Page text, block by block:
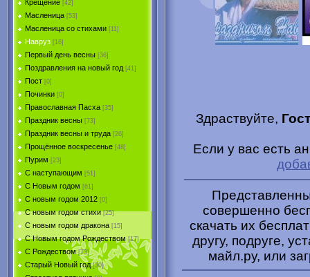
Крещение [42]
Масленица [53]
Масленица со стихами [11]
Навруз [16]
Первый день весны [36]
Поздравления на новый год [41]
Пост [0]
Починки [0]
Православная Пасха [35]
Праздник весны [73]
Праздник весны и труда [26]
Прощённое воскресенье [48]
Пурим [23]
C наступающим [51]
С Новым годом [61]
С новым годом 2012 [0]
С новым годом стихи [25]
С новым годом дракона [15]
C Новым годом Рождеством [17]
С Рождеством [73]
Старый Новый год [30]
Здраствуйте,
Если у вас есть
совершенно
скачать их
другу, подруге,
майл.ру, или